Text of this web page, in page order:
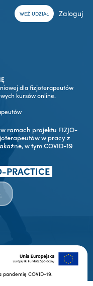
WEŹ UDZIAŁ Zaloguj
COVID-19.
dla fizjoterapeutów
kursów online.
ramach projektu FIZJO-
w pracy z
w tym COVID-19
PRACTICE